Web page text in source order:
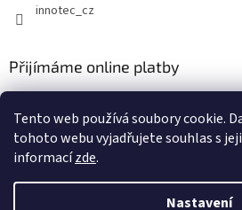
Tento web používá soubory cookie.
tohoto webu vyjadřujete souhlas s
informacízde.
Nastavení
innotec_cz
Přijímáme online platby